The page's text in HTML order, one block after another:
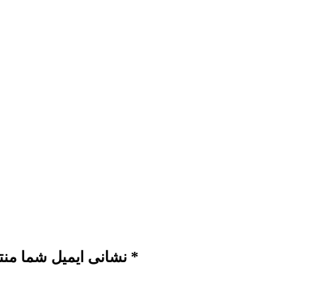
نشانی ایمیل شما منتشر نخواهد شد. بخش‌های موردنیاز علامت‌گذاری شده‌اند *